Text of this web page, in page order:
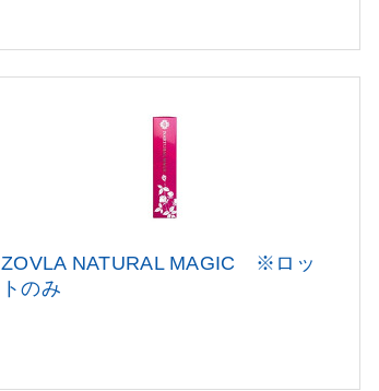
ZOVLA NATURAL MAGIC ※ロッ
トのみ